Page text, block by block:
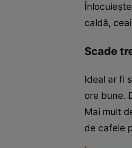
caldă,
Scade
Ideal ar fi
ore bune.
Mai mult
de cafele